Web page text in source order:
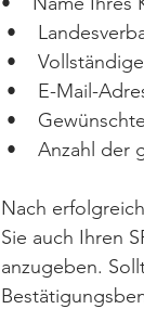
•
•
•    E-Mail-
•
•    Anzahl der
Nach
Sie auch Ihren
anzugeben.